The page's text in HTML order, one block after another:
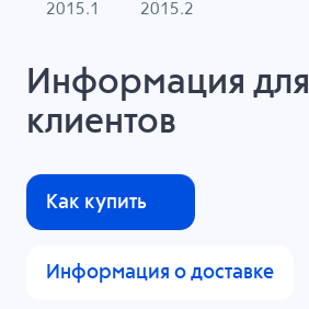
2015.1
2015.2
Информация для
клиентов
Как купить
Информация о доставке